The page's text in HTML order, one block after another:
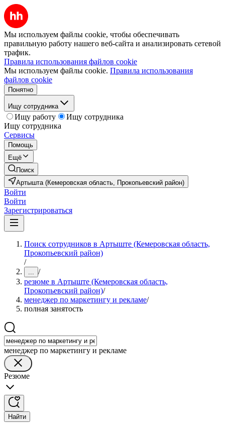
Мы используем файлы cookie, чтобы обеспечивать
правильную работу нашего веб-сайта и анализировать сетевой
трафик.
Правила использования файлов cookie
Мы используем файлы cookie. Правила использования
файлов cookie
Понятно
Ищу сотрудника
Ищу работу
Ищу сотрудника
Ищу сотрудника
Сервисы
Помощь
Ещё
Поиск
Артышта (Кемеровская область, Прокопьевский район)
Войти
Войти
Зарегистрироваться
Поиск сотрудников в Артыште (Кемеровская область,
Прокопьевский район)
/
... /
резюме в Артыште (Кемеровская область,
Прокопьевский район)/
менеджер по маркетингу и рекламе/
полная занятость
менеджер по маркетингу и рекламе
Резюме
Найти